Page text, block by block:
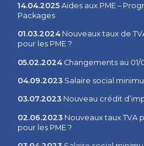
14.04.2025Aides aux PME –
Packages
01.03.2024Nouveaux taux de
pour les PME ?
05.02.2024Changements au 01/
04.09.2023Salaire social
03.07.2023Nouveau crédit
02.06.2023Nouveaux taux TVA
pour les PME ?